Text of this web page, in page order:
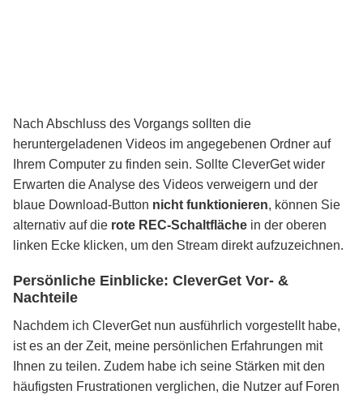
Nach Abschluss des Vorgangs sollten die
heruntergeladenen Videos im angegebenen Ordner auf
Ihrem Computer zu finden sein. Sollte CleverGet wider
Erwarten die Analyse des Videos verweigern und der
blaue Download-Button nicht funktionieren, können Sie
alternativ auf die rote REC-Schaltfläche in der oberen
linken Ecke klicken, um den Stream direkt aufzuzeichnen.
Persönliche Einblicke: CleverGet Vor- &
Nachteile
Nachdem ich CleverGet nun ausführlich vorgestellt habe,
ist es an der Zeit, meine persönlichen Erfahrungen mit
Ihnen zu teilen. Zudem habe ich seine Stärken mit den
häufigsten Frustrationen verglichen, die Nutzer auf Foren